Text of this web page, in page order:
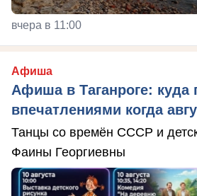
вчера в 11:00
Афиша
Афиша в Таганроге: куда
впечатлениями когда
Танцы со времён СССР и
Фаины Георгиевны